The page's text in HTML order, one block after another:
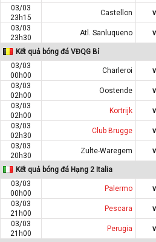
03/03
23h15
Castellon
03/03
23h30
Atl. Sanluqueno
Kết quả bóng đá VĐQG Bỉ
03/03
00h00
Charleroi
03/03
02h00
Oostende
03/03
02h00
Kortrijk
03/03
02h30
Club Brugge
03/03
20h30
Zulte-Waregem
Kết quả bóng đá Hạng 2 Italia
03/03
00h00
Palermo
03/03
21h00
Pescara
03/03
21h00
Perugia